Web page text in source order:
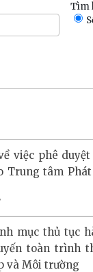
Tìm
việc phê
Trung tâm
mục thủ tục
toàn trình
và Môi trường